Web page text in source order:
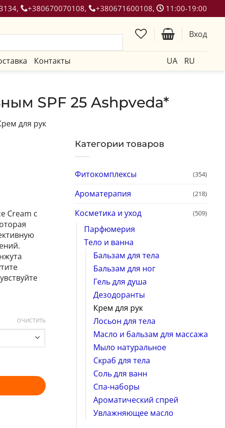
+380670070108, +380671600108, 11:00-19:00
Вход
Контакты UA RU
SPF 25 Ashpveda*
для рук
Категории товаров
Фитокомплексы (354)
Ароматерапия (218)
Косметика и уход (509)
Парфюмерия
Тело и ванна
Бальзам для тела
Бальзам для ног
Гель для душа
Дезодоранты
Крем для рук
Лосьон для тела
Масло и бальзам для массажа
Мыло натуральное
Скраб для тела
Соль для ванн
Спа-наборы
Ароматический спрей
Увлажняющее масло
Cream с
ОЧИСТИТЬ